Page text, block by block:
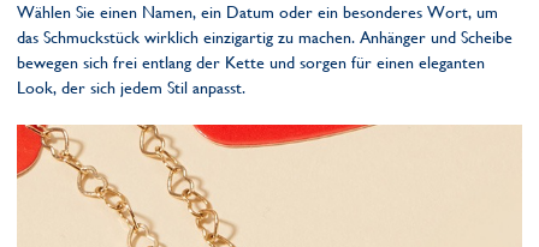
Wählen Sie einen Namen, ein Datum oder ein besonderes Wort, um
das Schmuckstück wirklich einzigartig zu machen. Anhänger und Scheibe
bewegen sich frei entlang der Kette und sorgen für einen eleganten
Look, der sich jedem Stil anpasst.